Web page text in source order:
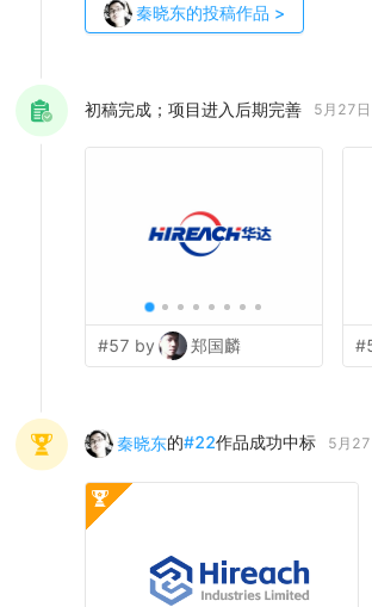
秦晓东的投稿作品 >
初稿完成；项目进入后期完善 5月27
#57 by 郑国麟
秦晓东的#22作品成功中标 5月